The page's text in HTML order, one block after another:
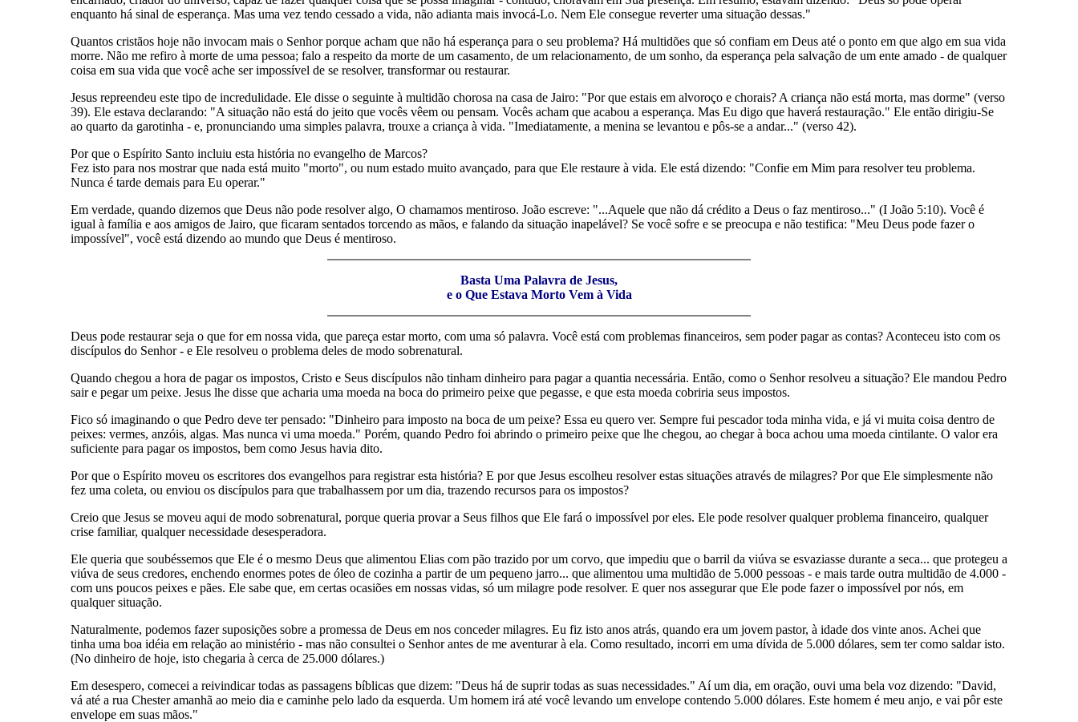
enquanto há sinal de esperança. Mas uma vez tendo cessado a vida, não adianta mais invocá-Lo. Nem Ele consegue reverter uma situação dessas."
Quantos cristãos hoje não invocam mais o Senhor porque acham que não há esperança para o seu problema? Há multidões que só confiam em Deus até o ponto em que algo em sua vida
morre. Não me refiro à morte de uma pessoa; falo a respeito da morte de um casamento, de um relacionamento, de um sonho, da esperança pela salvação de um ente amado - de qualquer
coisa em sua vida que você ache ser impossível de se resolver, transformar ou restaurar.
Jesus repreendeu este tipo de incredulidade. Ele disse o seguinte à multidão chorosa na casa de Jairo: "Por que estais em alvoroço e chorais? A criança não está morta, mas dorme" (verso
39). Ele estava declarando: "A situação não está do jeito que vocês vêem ou pensam. Vocês acham que acabou a esperança. Mas Eu digo que haverá restauração." Ele então dirigiu-Se
ao quarto da garotinha - e, pronunciando uma simples palavra, trouxe a criança à vida. "Imediatamente, a menina se levantou e pôs-se a andar..." (verso 42).
Por que o Espírito Santo incluiu esta história no evangelho de Marcos?
Fez isto para nos mostrar que nada está muito "morto", ou num estado muito avançado, para que Ele restaure à vida. Ele está dizendo: "Confie em Mim para resolver teu problema.
Nunca é tarde demais para Eu operar."
Em verdade, quando dizemos que Deus não pode resolver algo, O chamamos mentiroso. João escreve: "...Aquele que não dá crédito a Deus o faz mentiroso..." (I João 5:10). Você é
igual à família e aos amigos de Jairo, que ficaram sentados torcendo as mãos, e falando da situação inapelável? Se você sofre e se preocupa e não testifica: "Meu Deus pode fazer o
impossível", você está dizendo ao mundo que Deus é mentiroso.
Basta Uma Palavra de Jesus,
e o Que Estava Morto Vem à Vida
Deus pode restaurar seja o que for em nossa vida, que pareça estar morto, com uma só palavra. Você está com problemas financeiros, sem poder pagar as contas? Aconteceu isto com os
discípulos do Senhor - e Ele resolveu o problema deles de modo sobrenatural.
Quando chegou a hora de pagar os impostos, Cristo e Seus discípulos não tinham dinheiro para pagar a quantia necessária. Então, como o Senhor resolveu a situação? Ele mandou Pedro
sair e pegar um peixe. Jesus lhe disse que acharia uma moeda na boca do primeiro peixe que pegasse, e que esta moeda cobriria seus impostos.
Fico só imaginando o que Pedro deve ter pensado: "Dinheiro para imposto na boca de um peixe? Essa eu quero ver. Sempre fui pescador toda minha vida, e já vi muita coisa dentro de
peixes: vermes, anzóis, algas. Mas nunca vi uma moeda." Porém, quando Pedro foi abrindo o primeiro peixe que lhe chegou, ao chegar à boca achou uma moeda cintilante. O valor era
suficiente para pagar os impostos, bem como Jesus havia dito.
Por que o Espírito moveu os escritores dos evangelhos para registrar esta história? E por que Jesus escolheu resolver estas situações através de milagres? Por que Ele simplesmente não
fez uma coleta, ou enviou os discípulos para que trabalhassem por um dia, trazendo recursos para os impostos?
Creio que Jesus se moveu aqui de modo sobrenatural, porque queria provar a Seus filhos que Ele fará o impossível por eles. Ele pode resolver qualquer problema financeiro, qualquer
crise familiar, qualquer necessidade desesperadora.
Ele queria que soubéssemos que Ele é o mesmo Deus que alimentou Elias com pão trazido por um corvo, que impediu que o barril da viúva se esvaziasse durante a seca... que protegeu a
viúva de seus credores, enchendo enormes potes de óleo de cozinha a partir de um pequeno jarro... que alimentou uma multidão de 5.000 pessoas - e mais tarde outra multidão de 4.000 -
com uns poucos peixes e pães. Ele sabe que, em certas ocasiões em nossas vidas, só um milagre pode resolver. E quer nos assegurar que Ele pode fazer o impossível por nós, em
qualquer situação.
Naturalmente, podemos fazer suposições sobre a promessa de Deus em nos conceder milagres. Eu fiz isto anos atrás, quando era um jovem pastor, à idade dos vinte anos. Achei que
tinha uma boa idéia em relação ao ministério - mas não consultei o Senhor antes de me aventurar à ela. Como resultado, incorri em uma dívida de 5.000 dólares, sem ter como saldar isto.
(No dinheiro de hoje, isto chegaria à cerca de 25.000 dólares.)
Em desespero, comecei a reivindicar todas as passagens bíblicas que dizem: "Deus há de suprir todas as suas necessidades." Aí um dia, em oração, ouvi uma bela voz dizendo: "David,
vá até a rua Chester amanhã ao meio dia e caminhe pelo lado da esquerda. Um homem irá até você levando um envelope contendo 5.000 dólares. Este homem é meu anjo, e vai pôr este
envelope em suas mãos."